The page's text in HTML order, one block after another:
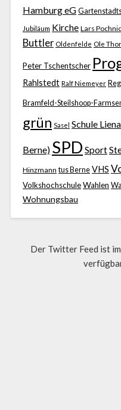
Hamburg eG
Jubiläum Kirche Lars
Buttler Oldenfelde Ole
Peter Tschentscher
Rahlstedt Ralf Niemeyer
Bramfeld-Steilshoop-
grün Sasel Schule
Berne) SPD Sport
Hinzmann tus Berne VHS
VolkshochschuleWahlen
Wohnungsbau
Der Twitter Feed ist